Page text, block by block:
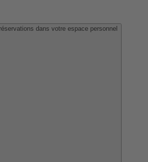
dans votre espace personnel